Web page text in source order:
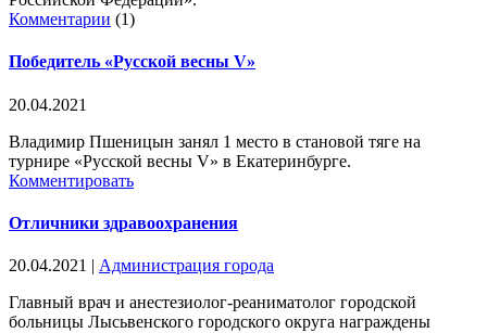
Комментарии (1)
Победитель «Русской весны V»
20.04.2021
Владимир Пшеницын занял 1 место в становой тяге на
турнире «Русской весны V» в Екатеринбурге.
Комментировать
Отличники здравоохранения
20.04.2021 | Администрация города
Главный врач и анестезиолог-реаниматолог городской
больницы Лысьвенского городского округа награждены